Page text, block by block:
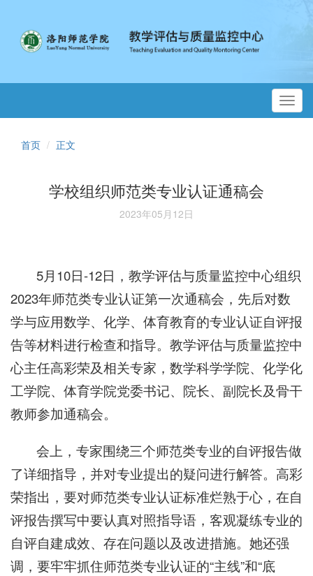
首页 正文
学校组织师范类专业认证通稿会
2023年05月12日
5月10日-12日，教学评估与质量监控中心组织
2023年师范类专业认证第一次通稿会，先后对数
学与应用数学、化学、体育教育的专业认证自评报
告等材料进行检查和指导。教学评估与质量监控中
心主任高彩荣及相关专家，数学科学学院、化学化
工学院、体育学院党委书记、院长、副院长及骨干
教师参加通稿会。
会上，专家围绕三个师范类专业的自评报告做
了详细指导，并对专业提出的疑问进行解答。高彩
荣指出，要对师范类专业认证标准烂熟于心，在自
评报告撰写中要认真对照指导语，客观凝练专业的
自评自建成效、存在问题以及改进措施。她还强
调，要牢牢抓住师范类专业认证的“主线”和“底